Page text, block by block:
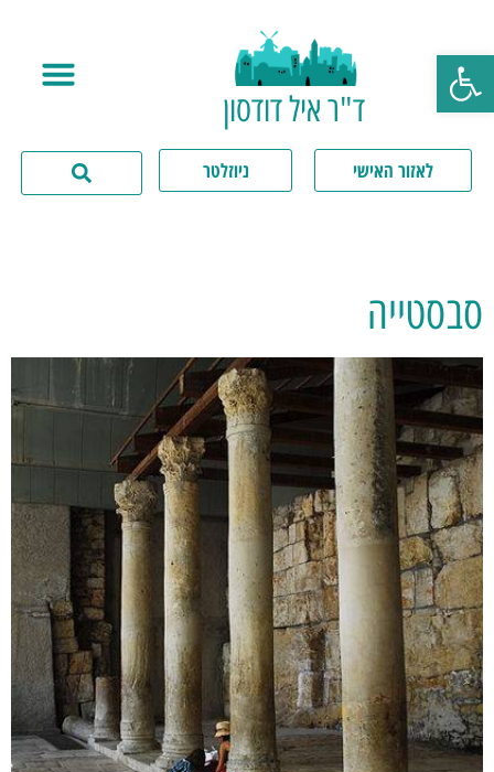
פתח סרגל נגישות
ד"ר איל דודסון
לאזור האישי ניוזלטר
סבסטייה